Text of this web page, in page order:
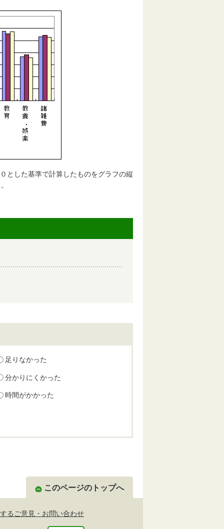
とした基準で計算したものをグラフの縦
足りなかった
分かりにくかった
時間がかかった
このページのトップへ
るご意見・お問い合わせ